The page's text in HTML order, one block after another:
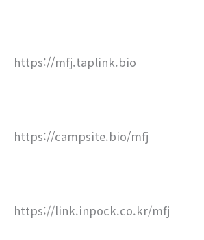
https://mfj.taplink.bio
https://campsite.bio/mfj
https://link.inpock.co.kr/mfj